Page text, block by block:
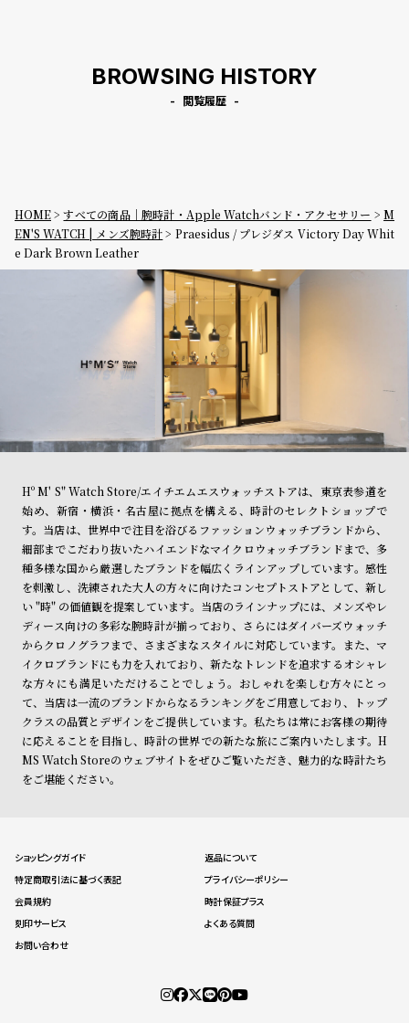
BROWSING HISTORY
閲覧履歴
HOME すべての商品｜腕時計・Apple Watchバンド・アクセサリー
M
EN'S WATCH | メンズ腕時計
Praesidus / プレジダス Victory Day Whit
e Dark Brown Leather
Hº M' S" Watch Store/エイチエムエスウォッチストアは、東京表参道を
始め、新宿・横浜・名古屋に拠点を構える、時計のセレクトショップで
す。当店は、世界中で注目を浴びるファッションウォッチブランドから、
細部までこだわり抜いたハイエンドなマイクロウォッチブランドまで、多
種多様な国から厳選したブランドを幅広くラインアップしています。感性
を刺激し、洗練された大人の方々に向けたコンセプトストアとして、新し
い "時" の価値観を提案しています。当店のラインナップには、メンズやレ
ディース向けの多彩な腕時計が揃っており、さらにはダイバーズウォッチ
からクロノグラフまで、さまざまなスタイルに対応しています。また、マ
イクロブランドにも力を入れており、新たなトレンドを追求するオシャレ
な方々にも満足いただけることでしょう。おしゃれを楽しむ方々にとっ
て、当店は一流のブランドからなるランキングをご用意しており、トップ
クラスの品質とデザインをご提供しています。私たちは常にお客様の期待
に応えることを目指し、時計の世界での新たな旅にご案内いたします。H
MS Watch Storeのウェブサイトをぜひご覧いただき、魅力的な時計たち
をご堪能ください。
ショッピングガイド
返品について
特定商取引法に基づく表記
プライバシーポリシー
会員規約
時計保証プラス
刻印サービス
よくある質問
お問い合わせ